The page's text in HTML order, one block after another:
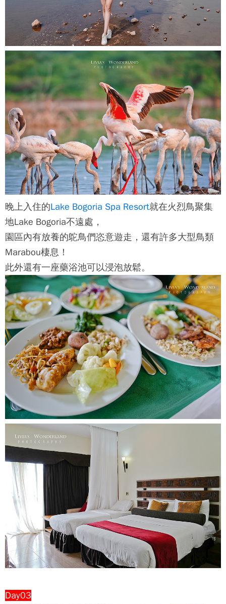
晚上入住的Lake Bogoria Spa Resort就在火烈鳥聚集
地Lake Bogoria不遠處，
園區內有放養的鴕鳥們恣意遊走，還有許多大型鳥類
Marabou棲息！
此外還有一座藥浴池可以浸泡放鬆。
Day03